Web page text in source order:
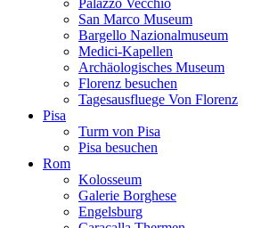
Palazzo Vecchio
San Marco Museum
Bargello Nazionalmuseum
Medici-Kapellen
Archäologisches Museum
Florenz besuchen
Tagesausfluege Von Florenz
Pisa
Turm von Pisa
Pisa besuchen
Rom
Kolosseum
Galerie Borghese
Engelsburg